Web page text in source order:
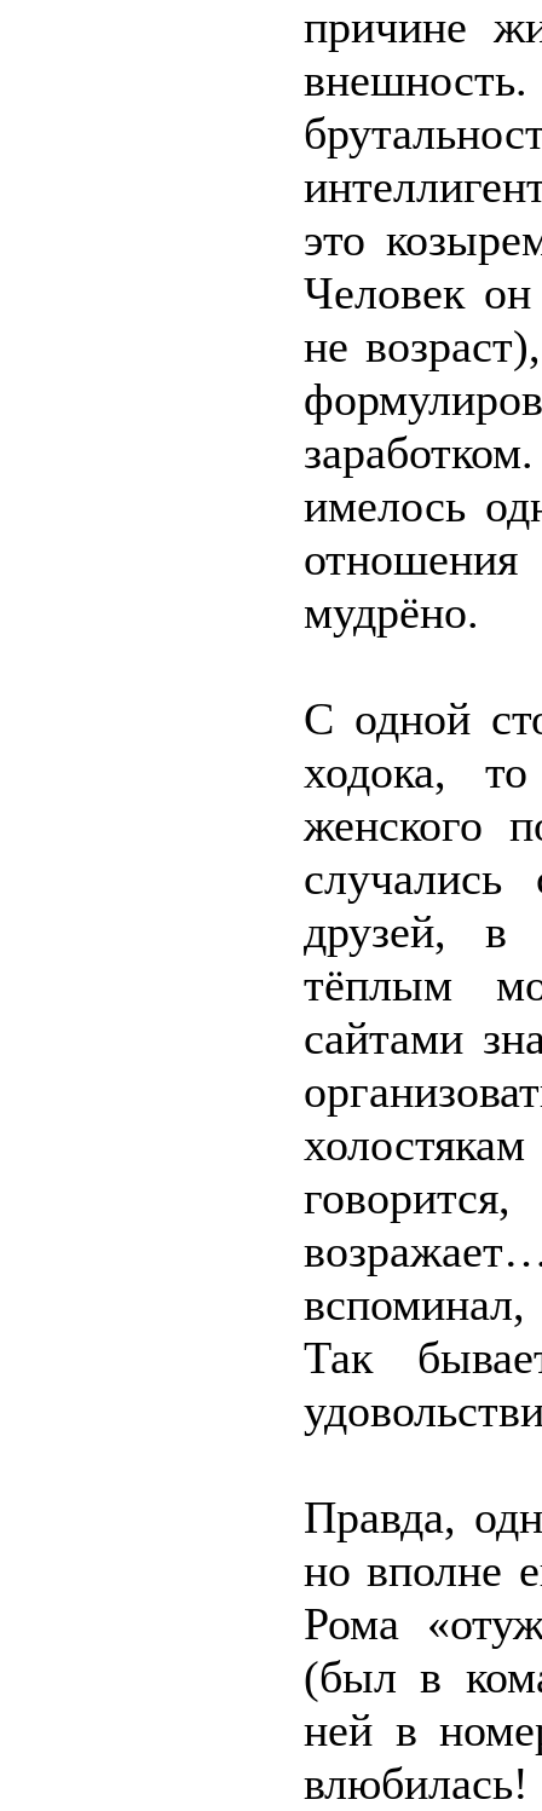
причине
это
Человек
не
имелось
отношения
мудрёно.
С одной
ходока,
женского
друзей, в
тёплым
сайтами
Так
Правда,
но вполне
Рома
(был в
ней в